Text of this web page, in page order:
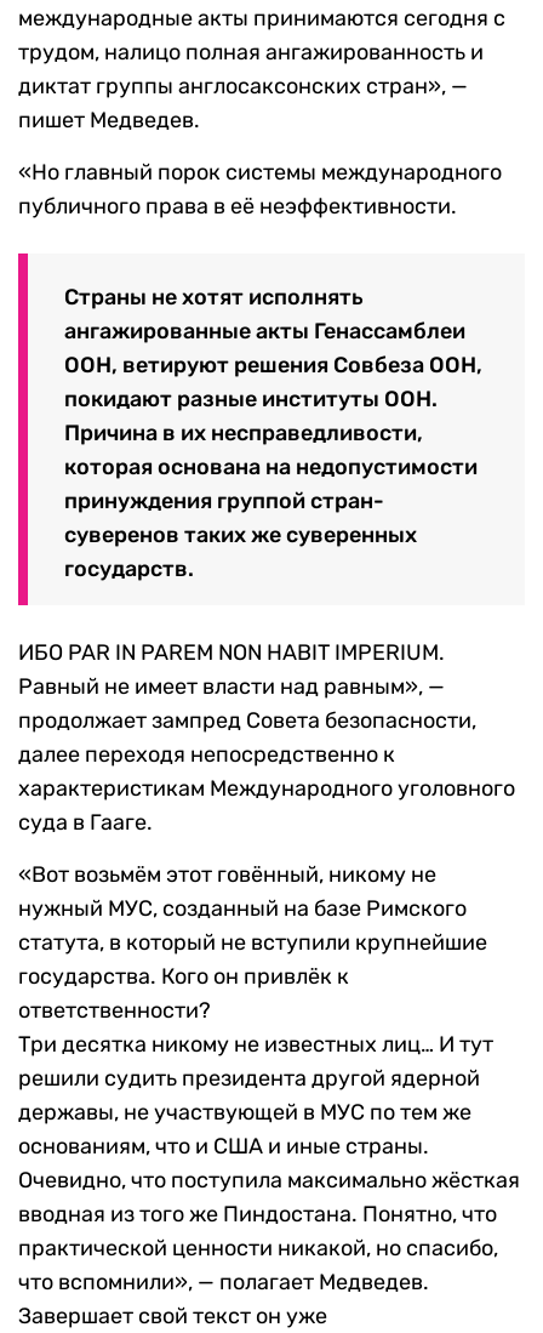
международные акты принимаются сегодня с
трудом, налицо полная ангажированность и
диктат группы англосаксонских стран», —
пишет Медведев.
«Но главный порок системы международного
публичного права в её неэффективности.
Страны не хотят исполнять
ангажированные акты Генассамблеи
ООН, ветируют решения Совбеза ООН,
покидают разные институты ООН.
Причина в их несправедливости,
которая основана на недопустимости
принуждения группой стран-
суверенов таких же суверенных
государств.
ИБО PAR IN PAREM NON HABIT IMPERIUM.
Равный не имеет власти над равным», —
продолжает зампред Совета безопасности,
далее переходя непосредственно к
характеристикам Международного уголовного
суда в Гааге.
«Вот возьмём этот говённый, никому не
нужный МУС, созданный на базе Римского
статута, в который не вступили крупнейшие
государства. Кого он привлёк к
ответственности?
Три десятка никому не известных лиц… И тут
решили судить президента другой ядерной
державы, не участвующей в МУС по тем же
основаниям, что и США и иные страны.
Очевидно, что поступила максимально жёсткая
вводная из того же Пиндостана. Понятно, что
практической ценности никакой, но спасибо,
что вспомнили», — полагает Медведев.
Завершает свой текст он уже